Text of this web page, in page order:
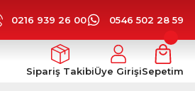
0216 939 26 00 0546 502 28 59
Sipariş TakibiÜye GirişiSepetim